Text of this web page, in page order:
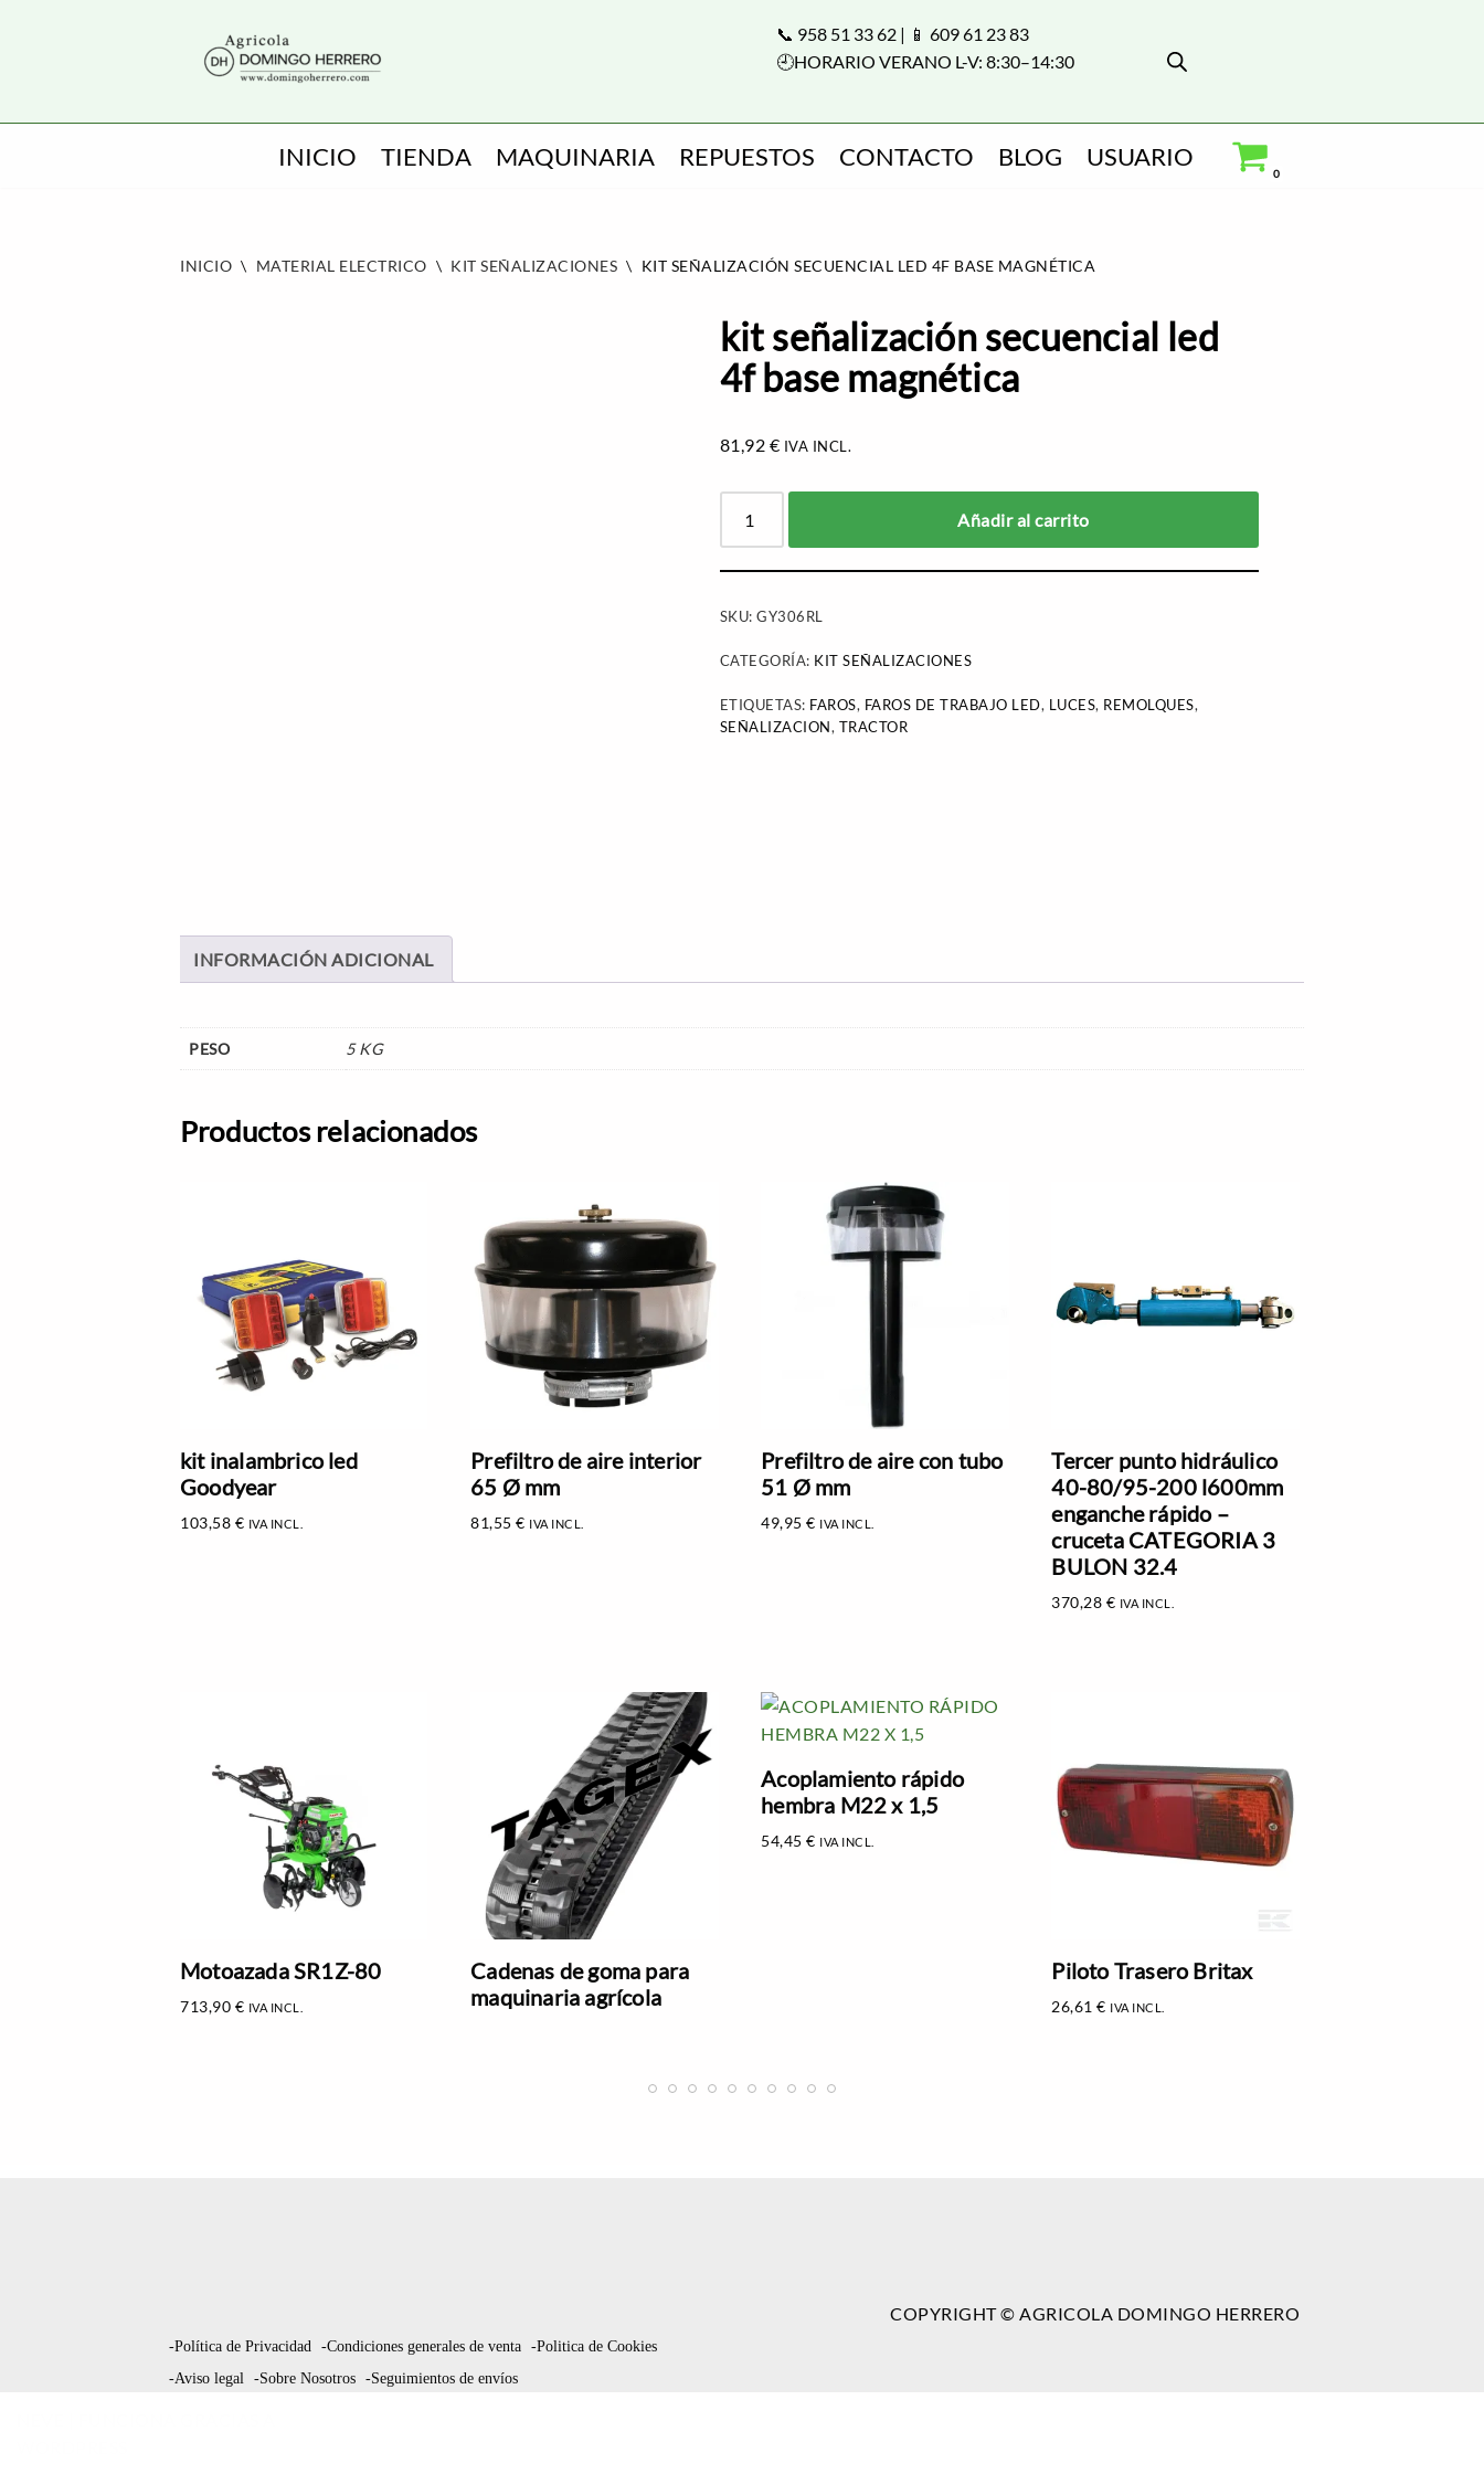
📞 958 51 33 62 | 📱 609 61 23 83
🕘HORARIO VERANO L-V: 8:30–14:30
INICIO TIENDA MAQUINARIA REPUESTOS CONTACTO BLOG USUARIO
0
INICIO \ MATERIAL ELECTRICO \ KIT SEÑALIZACIONES \ KIT SEÑALIZACIÓN SECUENCIAL LED 4F BASE MAGNÉTICA
kit señalización secuencial led
4f base magnética
81,92 € IVA INCL.
Añadir al carrito
SKU:GY306RL
CATEGORÍA: KIT SEÑALIZACIONES
ETIQUETAS: FAROS, FAROS DE TRABAJO LED, LUCES, REMOLQUES,
SEÑALIZACION, TRACTOR
INFORMACIÓN ADICIONAL
PESO 5 KG
Productos relacionados
kit inalambrico led
Goodyear
103,58 € IVA INCL.
Prefiltro de aire interior
65 Ø mm
81,55€ IVA INCL.
Prefiltro de aire con tubo
51 Ø mm
49,95€ IVA INCL.
Tercer punto hidráulico
40-80/95-200 l600mm
enganche rápido –
cruceta CATEGORIA 3
BULON 32.4
370,28 € IVA INCL.
Motoazada SR1Z-80
713,90 € IVA INCL.
Cadenas de goma para
maquinaria agrícola
Acoplamiento rápido
hembra M22 x 1,5
54,45€ IVA INCL.
Piloto Trasero Britax
26,61€ IVA INCL.
-Política de Privacidad -Condiciones generales de venta -Politica de Cookies
-Aviso legal -Sobre Nosotros -Seguimientos de envíos
COPYRIGHT © AGRICOLA DOMINGO HERRERO